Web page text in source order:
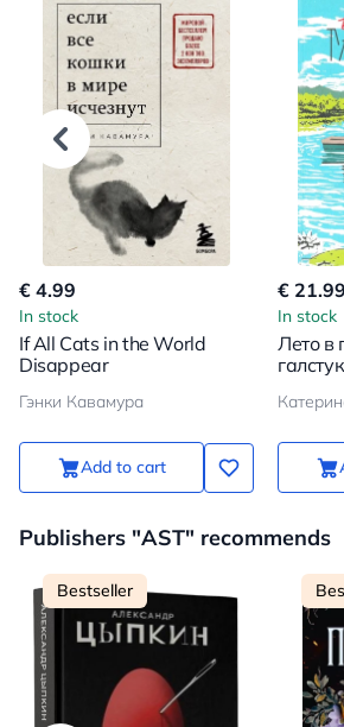
€ 4.99
In stock
If All Cats in the World
Disappear
Гэнки Кавамура
Add to cart
€ 21.99
In stock
Лето в
Publishers "AST" recommends
Bestseller